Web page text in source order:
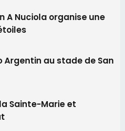
A Nuciola organise une
Argentin au stade de San
Sainte-Marie et